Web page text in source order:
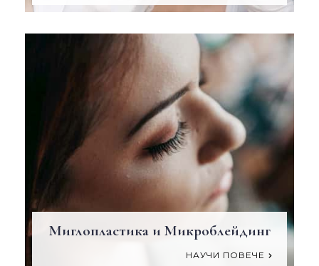
Миглопластика и Микроблейдинг
НАУЧИ ПОВЕЧЕ